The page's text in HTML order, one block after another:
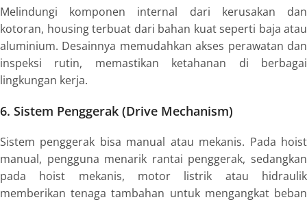
Melindungi komponen internal dari kerusakan dan
kotoran, housing terbuat dari bahan kuat seperti baja atau
aluminium. Desainnya memudahkan akses perawatan dan
inspeksi rutin, memastikan ketahanan di berbagai
lingkungan kerja.
6. Sistem Penggerak (Drive Mechanism)
Sistem penggerak bisa manual atau mekanis. Pada hoist
manual, pengguna menarik rantai penggerak, sedangkan
pada hoist mekanis, motor listrik atau hidraulik
memberikan tenaga tambahan untuk mengangkat beban